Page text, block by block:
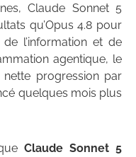
Claude Sonnet 5
qu’Opus 4.8 pour
l’information et de
agentique, le
progression par
quelques mois plus
Claude Sonnet 5